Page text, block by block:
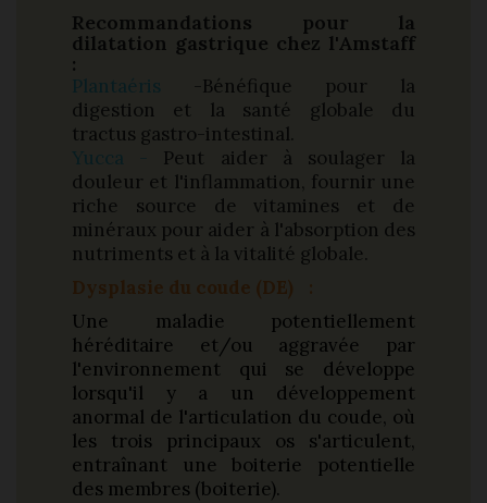
Recommandations pour la
dilatation gastrique chez l'Amstaff
:
Plantaéris -Bénéfique pour la
digestion et la santé globale du
tractus gastro-intestinal.
Yucca -
Peut aider à soulager la
douleur et l'inflammation, fournir une
riche source de vitamines et de
minéraux pour aider à l'absorption des
nutriments et à la vitalité globale.
Dysplasie du coude (DE)
:
Une maladie potentiellement
héréditaire et/ou aggravée par
l'environnement qui se développe
lorsqu'il y a un développement
anormal de l'articulation du coude, où
les trois principaux os s'articulent,
entraînant une boiterie potentielle
des membres (boiterie).